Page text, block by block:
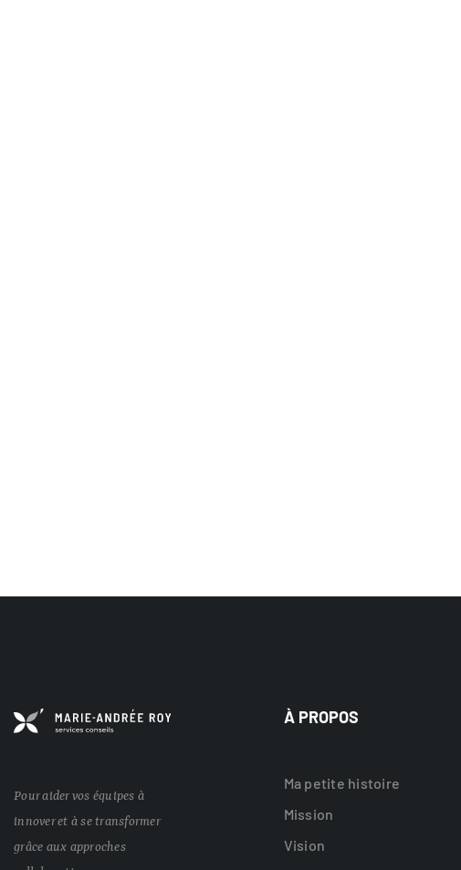
Pour aider vos équipes à
innover et à se transformer
grâce aux approches
À PROPOS
Ma petite histoire
Mission
Vision